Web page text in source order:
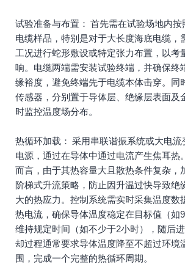
试验准备与布置： 首先需在试验场地内按
电缆样品，特别是对于大长度海底电缆，
工况进行蛇形敷设或特定张力布置，以考
响。电缆两端需安装试验终端，并确保终
缘裕度，避免终端先于电缆本体击穿。同
传感器，分别置于导体层、绝缘层表面及
时监控温度场分布。
热循环加载： 采用串联谐振系统或大电流
电源，通过在导体中通过电流产生焦耳热
而言，由于其热容量大且散热条件复杂，
阶梯式升流策略，防止因升温过快导致绝
大的热应力。控制系统需实时采集温度数
热电流，确保导体温度稳定在目标值（如
维持规定时间（如不少于2小时），随后
却过程通常要求导体温度降至不超过环境
围，完成一个完整的热循环周期。